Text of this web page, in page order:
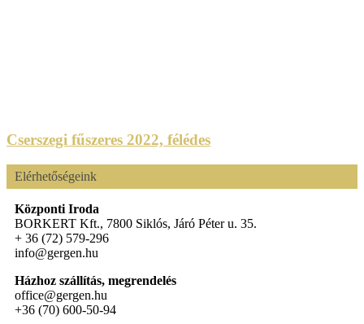
Cserszegi fűszeres 2022, félédes
Elérhetőségeink
Központi Iroda
BORKERT Kft., 7800 Siklós, Járó Péter u. 35.
+ 36 (72) 579-296
info@gergen.hu
Házhoz szállítás, megrendelés
office@gergen.hu
+36 (70) 600-50-94